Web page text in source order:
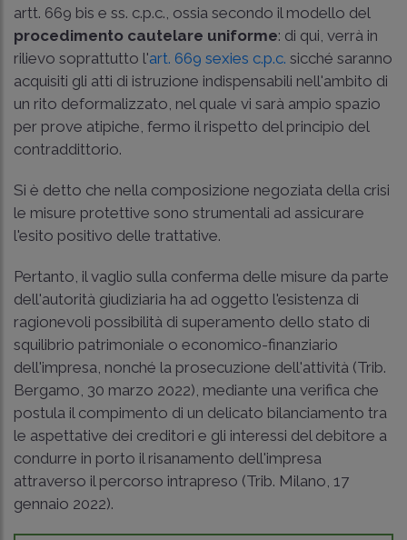
artt. 669 bis e ss. c.p.c. , ossia secondo il modello del
procedimento cautelare uniforme: di qui, verrà in
rilievo soprattutto l'art. 669 sexies c.p.c. sicché saranno
acquisiti gli atti di istruzione indispensabili nell'ambito di
un rito deformalizzato, nel quale vi sarà ampio spazio
per prove atipiche, fermo il rispetto del principio del
contraddittorio.
Si è detto che nella composizione negoziata della crisi
le misure protettive sono strumentali ad assicurare
l'esito positivo delle trattative.
Pertanto, il vaglio sulla conferma delle misure da parte
dell'autorità giudiziaria ha ad oggetto l'esistenza di
ragionevoli possibilità di superamento dello stato di
squilibrio patrimoniale o economico-finanziario
dell'impresa, nonché la prosecuzione dell'attività (Trib.
Bergamo, 30 marzo 2022), mediante una verifica che
postula il compimento di un delicato bilanciamento tra
le aspettative dei creditori e gli interessi del debitore a
condurre in porto il risanamento dell'impresa
attraverso il percorso intrapreso (Trib. Milano, 17
gennaio 2022).